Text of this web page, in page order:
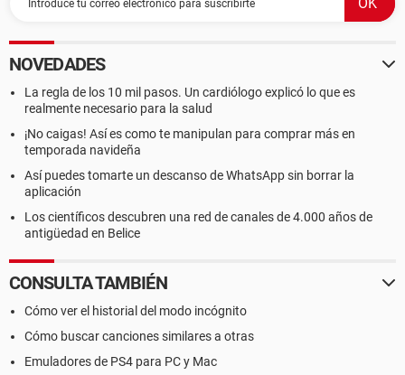
NOVEDADES
La regla de los 10 mil pasos. Un cardiólogo explicó lo que es
realmente necesario para la salud
¡No caigas! Así es como te manipulan para comprar más en
temporada navideña
Así puedes tomarte un descanso de WhatsApp sin borrar la
aplicación
Los científicos descubren una red de canales de 4.000 años de
antigüedad en Belice
CONSULTA TAMBIÉN
Cómo ver el historial del modo incógnito
Cómo buscar canciones similares a otras
Emuladores de PS4 para PC y Mac